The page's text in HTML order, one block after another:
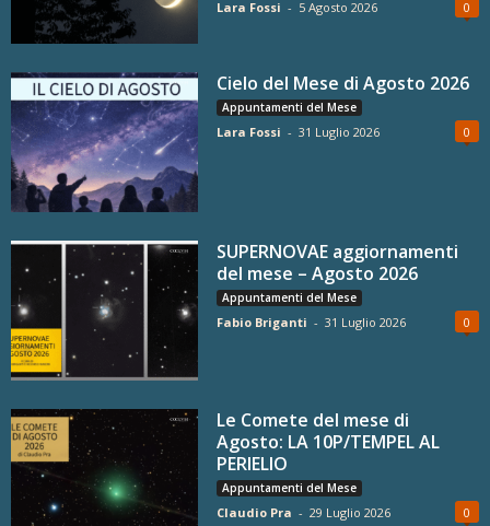
Lara Fossi - 5 Agosto 2026 0
Cielo del Mese di Agosto 2026
Appuntamenti del Mese
Lara Fossi - 31 Luglio 2026 0
SUPERNOVAE aggiornamenti
del mese – Agosto 2026
Appuntamenti del Mese
Fabio Briganti - 31 Luglio 2026 0
Le Comete del mese di
Agosto: LA 10P/TEMPEL AL
PERIELIO
Appuntamenti del Mese
Claudio Pra - 29 Luglio 2026 0